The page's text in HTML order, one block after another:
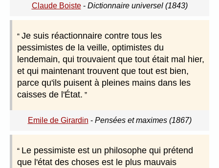
Claude Boiste- Dictionnaire universel (1843)
Je suis réactionnaire contre tous les
pessimistes de la veille, optimistes du
lendemain, qui trouvaient que tout était mal hier,
et qui maintenant trouvent que tout est bien,
parce qu'ils puisent à pleines mains dans les
caisses de l'État.
Emile de Girardin - Pensées et maximes (1867)
Le pessimiste est un philosophe qui prétend
que l'état des choses est le plus mauvais